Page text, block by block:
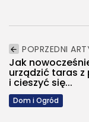
POPRZEDNI
Jak
urządzić taras z
i cieszyć się...
Dom i Ogród